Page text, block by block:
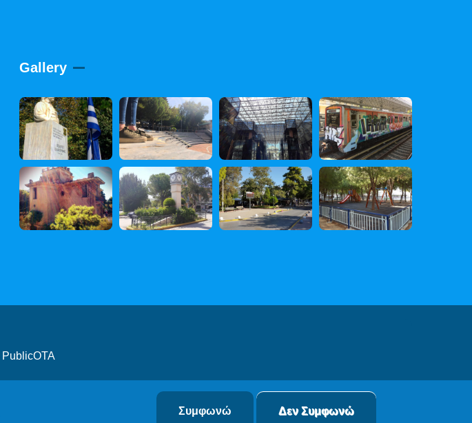
Gallery
PublicOTA
Συμφωνώ Δεν Συμφωνώ